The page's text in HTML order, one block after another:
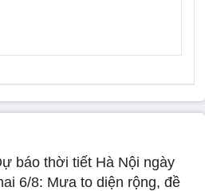
báo thời tiết Hà Nội ngày
6/8: Mưa to diện rộng, đề